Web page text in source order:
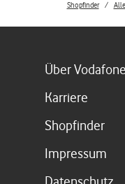
Shopfinder
Über Vodafone
Karriere
Shopfinder
Impressum